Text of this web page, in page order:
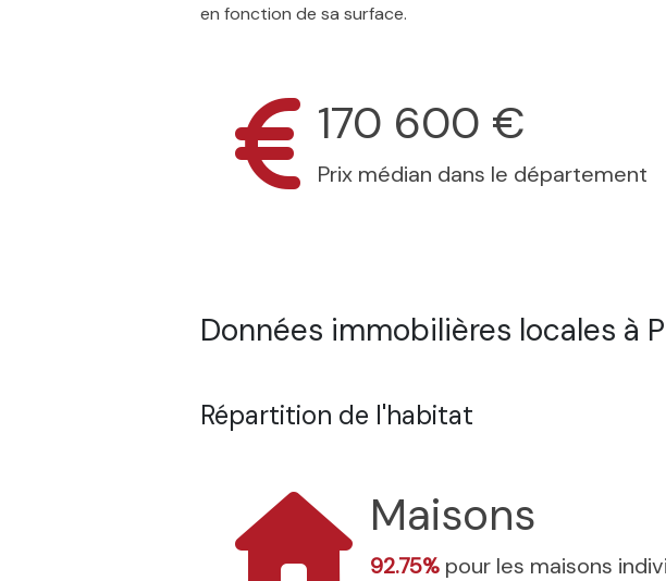
en fonction de sa surface.
170 600 €
Prix médian dans le département
Données immobilières locales à
Répartition de l'habitat
Maisons
92.75% pour les maisons